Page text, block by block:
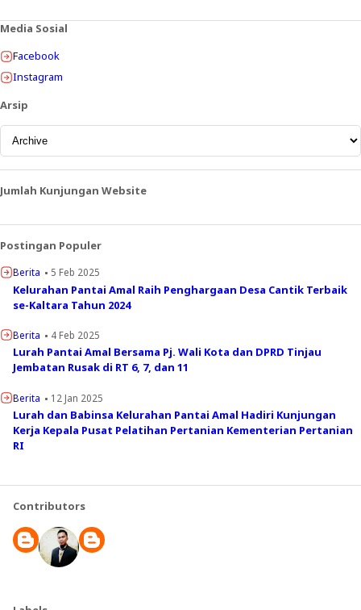
Media Sosial
Facebook
Instagram
Arsip
Jumlah Kunjungan Website
Postingan Populer
Berita 5 Feb 2025
Kelurahan Pantai Amal Raih Penghargaan Desa Cantik Terbaik
se-Kaltara Tahun 2024
Berita 4 Feb 2025
Lurah Pantai Amal Bersama Pj. Wali Kota dan DPRD Tinjau
Jembatan Rusak di RT 6, 7, dan 11
Berita 12 Jan 2025
Lurah dan Babinsa Kelurahan Pantai Amal Hadiri Kunjungan
Kerja Kepala Pusat Pelatihan Pertanian Kementerian Pertanian
RI
Contributors